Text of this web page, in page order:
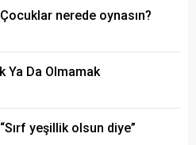
nerede oynasın?
Ya Da Olmamak
yeşillik olsun diye”